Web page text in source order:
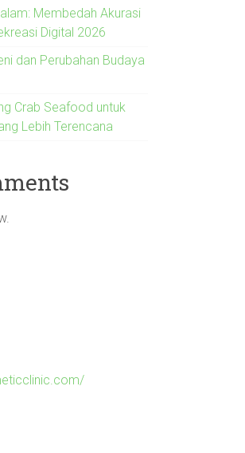
Membedah Akurasi
Digital 2026
dan Perubahan Budaya
Crab Seafood untuk
Lebih Terencana